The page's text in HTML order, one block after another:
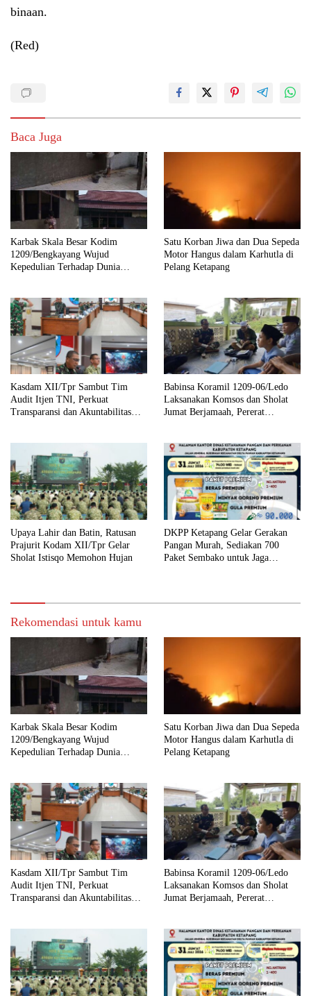
binaan.
(Red)
Baca Juga
Karbak Skala Besar Kodim
1209/Bengkayang Wujud
Kepedulian Terhadap Dunia
Satu Korban Jiwa dan Dua Sepeda
Motor Hangus dalam Karhutla di
Pelang Ketapang
Kasdam XII/Tpr Sambut Tim
Audit Itjen TNI, Perkuat
Transparansi dan Akuntabilitas
Babinsa Koramil 1209-06/Ledo
Laksanakan Komsos dan Sholat
Jumat Berjamaah, Pererat
Upaya Lahir dan Batin, Ratusan
Prajurit Kodam XII/Tpr Gelar
Sholat Istisqo Memohon Hujan
DKPP Ketapang Gelar Gerakan
Pangan Murah, Sediakan 700
Paket Sembako untuk Jaga
Rekomendasi untuk kamu
Karbak Skala Besar Kodim
1209/Bengkayang Wujud
Kepedulian Terhadap Dunia
Satu Korban Jiwa dan Dua Sepeda
Motor Hangus dalam Karhutla di
Pelang Ketapang
Kasdam XII/Tpr Sambut Tim
Audit Itjen TNI, Perkuat
Transparansi dan Akuntabilitas
Babinsa Koramil 1209-06/Ledo
Laksanakan Komsos dan Sholat
Jumat Berjamaah, Pererat